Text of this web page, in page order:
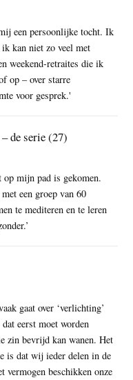
een persoonlijke tocht. Ik
kan niet zo veel met
weekend-retraites die ik
op – over starre
voor gesprek.'
de serie (27)
mijn pad is gekomen.
een groep van 60
te mediteren en te leren
gaat over ‘verlichting’
eerst moet worden
zin bevrijd kan wanen. Het
is dat wij ieder delen in de
beschikken onze